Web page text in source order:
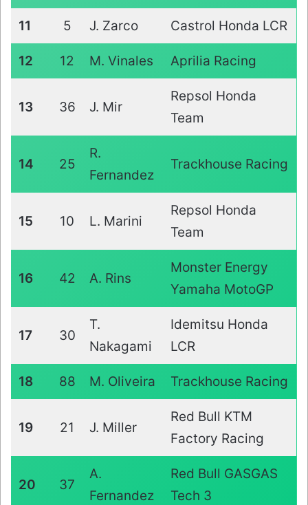
11 5 J. Zarco Castrol Honda LCR
12 12 M. Vinales Aprilia Racing
13 36 J. Mir
Repsol Honda
Team
14 25
R.
Fernandez
Trackhouse Racing
15 10 L. Marini
Repsol Honda
Team
16 42 A. Rins
Monster Energy
Yamaha MotoGP
17 30
T.
Nakagami
Idemitsu Honda
LCR
18 88 M. Oliveira Trackhouse Racing
19 21 J. Miller
Red Bull KTM
Factory Racing
20 37
A.
Fernandez
Red Bull GASGAS
Tech 3